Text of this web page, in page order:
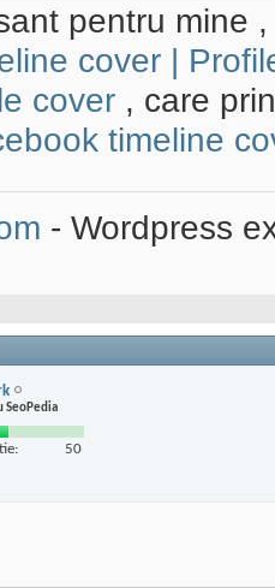
pentru mine
cover |
cover , care
timeline
- Wordpress
SeoPedia
50